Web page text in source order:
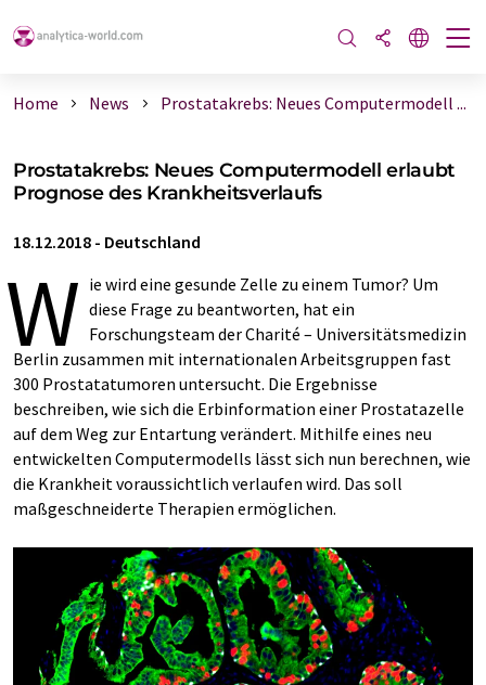
Home News Prostatakrebs: Neues Computermodell ...
Prostatakrebs: Neues Computermodell erlaubt
Prognose des Krankheitsverlaufs
18.12.2018 - Deutschland
W ie wird eine gesunde Zelle zu einem Tumor? Um
diese Frage zu beantworten, hat ein
Forschungsteam der Charité – Universitätsmedizin
Berlin zusammen mit internationalen Arbeitsgruppen fast
300 Prostatatumoren untersucht. Die Ergebnisse
beschreiben, wie sich die Erbinformation einer Prostatazelle
auf dem Weg zur Entartung verändert. Mithilfe eines neu
entwickelten Computermodells lässt sich nun berechnen, wie
die Krankheit voraussichtlich verlaufen wird. Das soll
maßgeschneiderte Therapien ermöglichen.